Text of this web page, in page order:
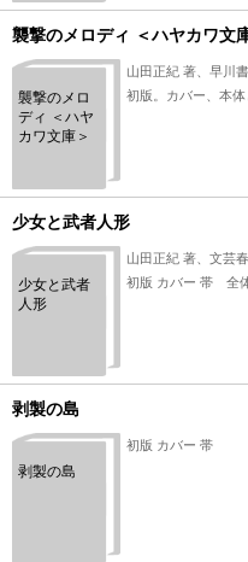
襲撃のメロディ ＜ハヤカワ文
襲撃のメロ
ディ ＜ハヤ
カワ文庫＞
山田正紀 著、早川
初版。カバー、本体
少女と武者人形
少女と武者
人形
山田正紀 著、文芸
初版 カバー 帯 全
剥製の島
剥製の島
初版 カバー 帯